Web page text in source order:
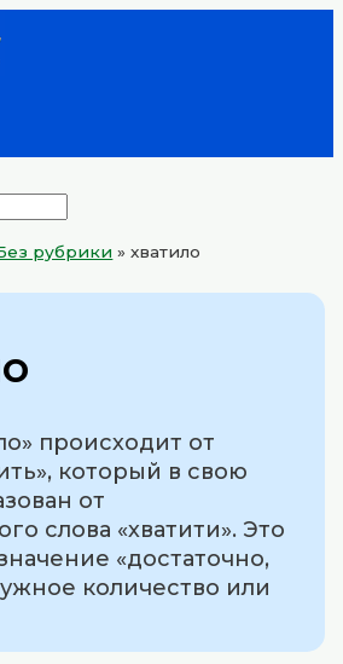
рубрики »хватило
происходит от
который в свою
от
слова «хватити». Это
«достаточно,
количество или